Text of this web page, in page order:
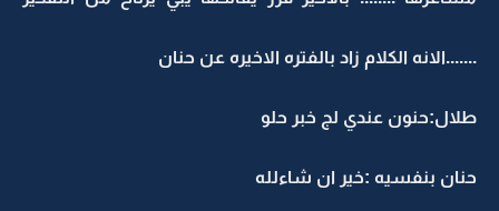
.......الانه الكلام زاد بالفتره الاخيره عن حنان
طلال:حنون عندي لج خبر حلو
حنان بنفسيه :خير ان شاءلله